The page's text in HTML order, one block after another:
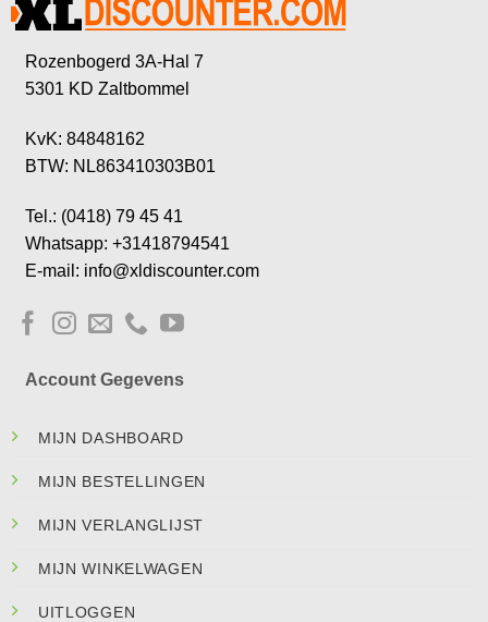
Rozenbogerd 3A-Hal 7
5301 KD Zaltbommel
KvK: 84848162
BTW: NL863410303B01
Tel.: (0418) 79 45 41
Whatsapp: +31418794541
E-mail: info@xldiscounter.com
Account Gegevens
MIJN DASHBOARD
MIJN BESTELLINGEN
MIJN VERLANGLIJST
MIJN WINKELWAGEN
UITLOGGEN